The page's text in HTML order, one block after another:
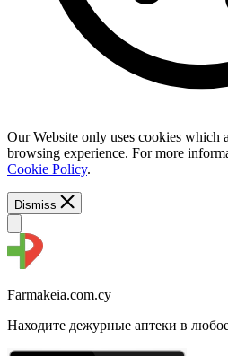
Our Website only uses cookies which
browsing experience. For more
Cookie Policy.
Dismiss
Farmakeia.com.cy
Находите дежурные аптеки в